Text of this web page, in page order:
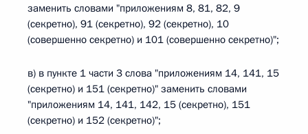
заменить словами "приложениям 8, 81, 82, 9
(секретно), 91 (секретно), 92 (секретно), 10
(совершенно секретно) и 101 (совершенно секретно)";
в) в пункте 1 части 3 слова "приложениям 14, 141, 15
(секретно) и 151 (секретно)" заменить словами
"приложениям 14, 141, 142, 15 (секретно), 151
(секретно) и 152 (секретно)";